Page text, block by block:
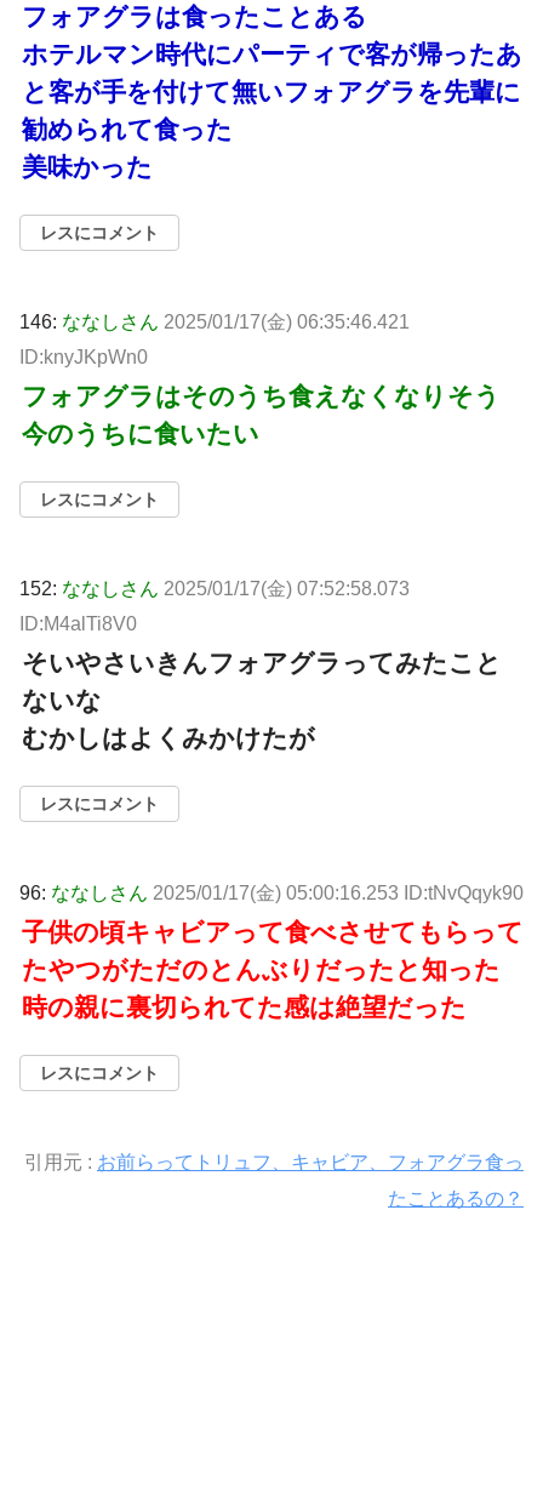
フォアグラは食ったことある
ホテルマン時代にパーティで客が帰ったあ
と客が手を付けて無いフォアグラを先輩に
勧められて食った
美味かった
レスにコメント
146: ななしさん 2025/01/17(金) 06:35:46.421
ID:knyJKpWn0
フォアグラはそのうち食えなくなりそう
今のうちに食いたい
レスにコメント
152: ななしさん 2025/01/17(金) 07:52:58.073
ID:M4alTi8V0
そいやさいきんフォアグラってみたこと
ないな
むかしはよくみかけたが
レスにコメント
96: ななしさん 2025/01/17(金) 05:00:16.253 ID:tNvQqyk90
子供の頃キャビアって食べさせてもらって
たやつがただのとんぶりだったと知った
時の親に裏切られてた感は絶望だった
レスにコメント
引用元 : お前らってトリュフ、キャビア、フォアグラ食っ
たことあるの？